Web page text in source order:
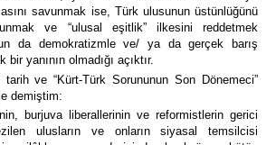
savunmak ise, Türk ulusunun üstünlüğünü
ve “ulusal eşitlik” ilkesini reddetmek
da demokratizmle ve/ ya da gerçek barış
yanının olmadığı açıktır.
ve “Kürt-Türk Sorununun Son Dönemeci”
demiştim:
burjuva liberallerinin ve reformistlerin gerici
ulusların ve onların siyasal temsilcisi